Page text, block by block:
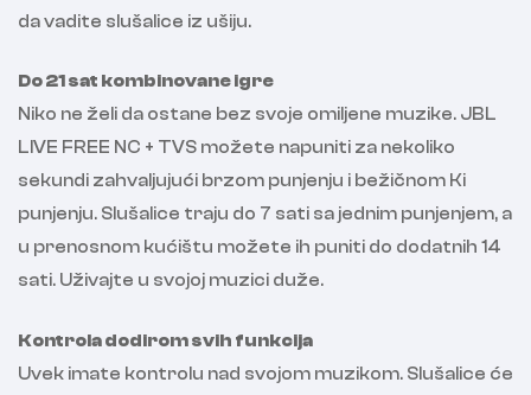
da vadite slušalice iz ušiju.
Do 21 sat kombinovane igre
Niko ne želi da ostane bez svoje omiljene muzike. JBL
LIVE FREE NC + TVS možete napuniti za nekoliko
sekundi zahvaljujući brzom punjenju i bežičnom Ki
punjenju. Slušalice traju do 7 sati sa jednim punjenjem, a
u prenosnom kućištu možete ih puniti do dodatnih 14
sati. Uživajte u svojoj muzici duže.
Kontrola dodirom svih funkcija
Uvek imate kontrolu nad svojom muzikom. Slušalice će